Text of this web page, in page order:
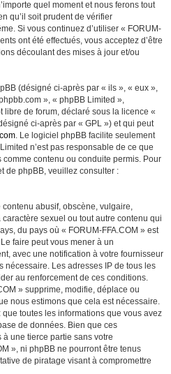
quel moment et nous ferons tout
qu’il soit prudent de vérifier
Si vous continuez d’utiliser « FORUM-
ont été effectués, vous acceptez d’être
découlant des mises à jour et/ou
(désigné ci-après par « ils », « eux »,
», « phpBB Limited »,
libre de forum, déclaré sous la licence «
ci-après par « GPL ») et qui peut
. Le logiciel phpBB facilite seulement
n’est pas responsable de ce que
comme contenu ou conduite permis. Pour
de phpBB, veuillez consulter :
abusif, obscène, vulgaire,
sexuel ou tout autre contenu qui
du pays où « FORUM-FFA.COM » est
faire peut vous mener à un
avec une notification à votre fournisseur
nécessaire. Les adresses IP de tous les
au renforcement de ces conditions.
» supprime, modifie, déplace ou
nous estimons que cela est nécessaire.
toutes les informations que vous avez
de données. Bien que ces
une tierce partie sans votre
», ni phpBB ne pourront être tenus
de piratage visant à compromettre